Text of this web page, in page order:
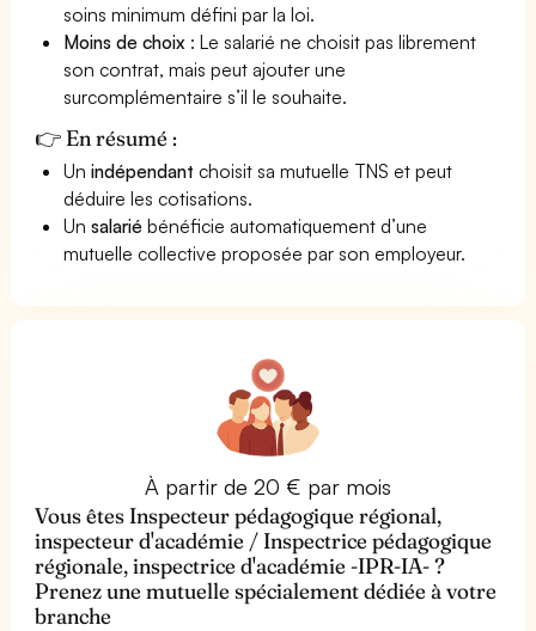
soins minimum défini par la loi.
Moins de choix : Le salarié ne choisit pas librement
son contrat, mais peut ajouter une
surcomplémentaire s’il le souhaite.
👉 En résumé :
Unindépendant choisit sa mutuelle TNS et peut
déduire les cotisations.
Unsalarié bénéficie automatiquement d’une
mutuelle collective proposée par son employeur.
À partir de 20 € par mois
Vous êtes Inspecteur pédagogique régional,
inspecteur d'académie / Inspectrice pédagogique
régionale, inspectrice d'académie -IPR-IA- ?
Prenez une mutuelle spécialement dédiée à votre
branche